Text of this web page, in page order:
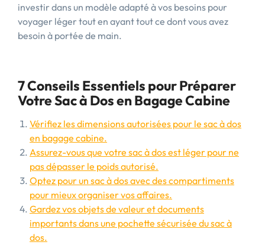
investir dans un modèle adapté à vos besoins pour
voyager léger tout en ayant tout ce dont vous avez
besoin à portée de main.
7 Conseils Essentiels pour Préparer
Votre Sac à Dos en Bagage Cabine
Vérifiez les dimensions autorisées pour le sac à dos
en bagage cabine.
Assurez-vous que votre sac à dos est léger pour ne
pas dépasser le poids autorisé.
Optez pour un sac à dos avec des compartiments
pour mieux organiser vos affaires.
Gardez vos objets de valeur et documents
importants dans une pochette sécurisée du sac à
dos.